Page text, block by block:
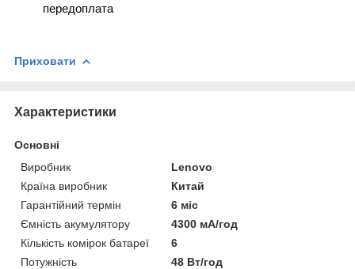
передоплата
Приховати
Характеристики
Основні
Виробник
Lenovo
Країна виробник
Китай
Гарантійний термін
6 міс
Ємність акумулятору
4300 мА/год
Кількість комірок батареї
6
Потужність
48 Вт/год